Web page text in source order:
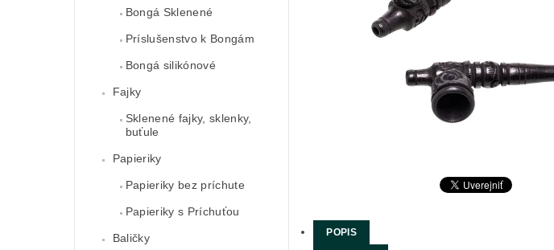
Bongá Sklenené
Príslušenstvo k Bongám
Bongá silikónové
Fajky
Sklenené fajky, sklenky,
buťule
Papieriky
Papieriky bez príchute
Papieriky s Príchuťou
Baličky POPIS